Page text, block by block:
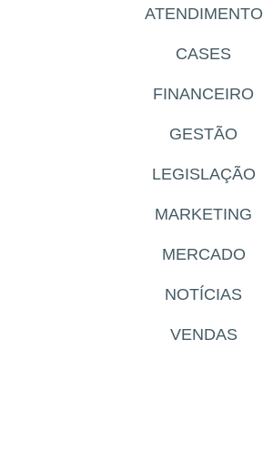
ATENDIMENTO
CASES
FINANCEIRO
GESTÃO
LEGISLAÇÃO
MARKETING
MERCADO
NOTÍCIAS
VENDAS